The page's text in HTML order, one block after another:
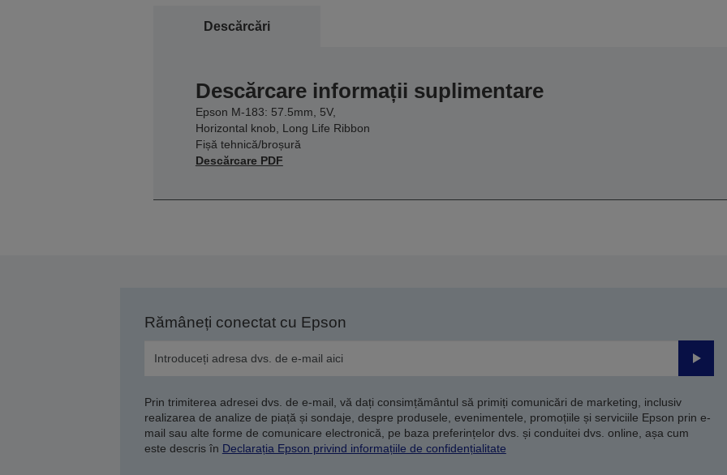
Descărcări
Descărcare informații suplimentare
Epson M-183: 57.5mm, 5V,
Horizontal knob, Long Life Ribbon
Fișă tehnică/broșură
Descărcare PDF
Rămâneți conectat cu Epson
Prin trimiterea adresei dvs. de e-mail, vă dați consimțământul să primiți comunicări de marketing, inclusiv
realizarea de analize de piață și sondaje, despre produsele, evenimentele, promoțiile și serviciile Epson prin e-
mail sau alte forme de comunicare electronică, pe baza preferințelor dvs. și conduitei dvs. online, așa cum
este descris în Declarația Epson privind informațiile de confidențialitate